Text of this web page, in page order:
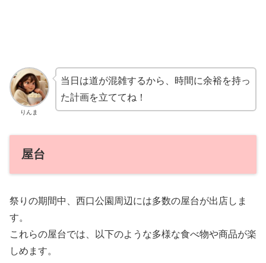
りんま
当日は道が混雑するから、時間に余裕を持っ
た計画を立ててね！
屋台
祭りの期間中、西口公園周辺には多数の屋台が出店しま
す。
これらの屋台では、以下のような多様な食べ物や商品が楽
しめます。